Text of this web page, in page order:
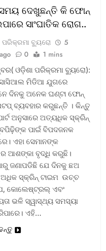
ଦେଖୁଛନ୍ତି କି ଫୋନ୍
ସାଂଘାତିକ ରୋଗ..
ପରିକ୍ରମା ବ୍ୟୁରୋ
5
0 1 mins
ଓଡ଼ିଶା ପରିକ୍ରମା ବ୍ୟୁରୋ):
ମିଡିଆ ଯୁଗରେ
ଦିନକୁ ଅନେକ ଘଣ୍ଟା ଫୋନ୍
ବ୍ୟବହାର କରୁଛନ୍ତି । କିନ୍ତୁ
ଅନୁସାରେ ଅତ୍ୟଧିକ ସ୍କ୍ରିନ୍
ପାଇଁ ବିପଦଜନକ
ଏହା ସେମାନଙ୍କ
ଆଶଙ୍କା ବୃଦ୍ଧି କରୁଛି।
ଜଣାପଡିଛି ଯେ ଦିନକୁ ଛଅ
ଅଧିକ ସ୍କ୍ରିନ୍ ଟାଇମ ଉଚ୍ଚ
କୋଲେଷ୍ଟ୍ରଲ୍ ଏବଂ
ଭଳି ସ୍ୱାସ୍ଥ୍ୟ ସମସ୍ୟା
ଏହି…